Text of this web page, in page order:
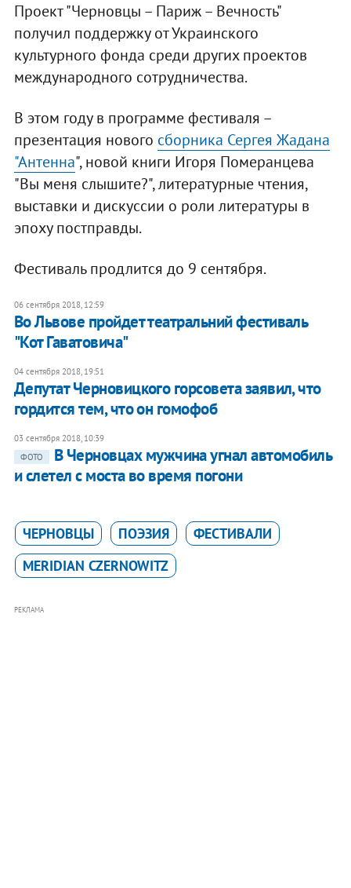
Проект "Черновцы – Париж – Вечность"
получил поддержку от Украинского
культурного фонда среди других проектов
международного сотрудничества.
В этом году в программе фестиваля –
презентация нового сборника Сергея Жадана
"Антенна", новой книги Игоря Померанцева
"Вы меня слышите?", литературные чтения,
выставки и дискуссии о роли литературы в
эпоху постправды.
Фестиваль продлится до 9 сентября.
06 сентября 2018, 12:59
Во Львове пройдет театральний фестиваль
"Кот Гаватовича"
04 сентября 2018, 19:51
Депутат Черновицкого горсовета заявил, что
гордится тем, что он гомофоб
03 сентября 2018, 10:39
ФОТО
В Черновцах мужчина угнал автомобиль
и слетел с моста во время погони
ЧЕРНОВЦЫ ПОЭЗИЯ
ФЕСТИВАЛИ
MERIDIAN CZERNOWITZ
РЕКЛАМА